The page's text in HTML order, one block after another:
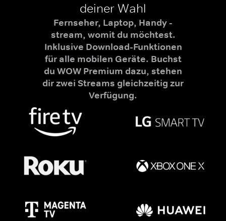
deiner Wahl
Fernseher, Laptop, Handy -
stream, womit du möchtest.
Inklusive Download-Funktionen
für alle mobilen Geräte. Buchst
du WOW Premium dazu, stehen
dir zwei Streams gleichzeitig zur
Verfügung.